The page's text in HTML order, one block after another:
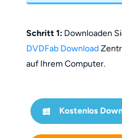
Schritt 1:Downloaden
DVDFab Download
auf Ihrem Computer.
Kostenlos